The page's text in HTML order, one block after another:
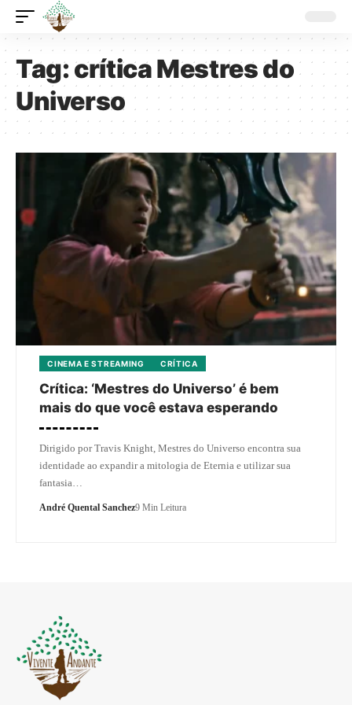
Tag:crítica Mestres do
Universo
CINEMA E STREAMING CRÍTICA
Crítica: ‘Mestres do Universo’ é bem
mais do que você estava esperando
Dirigido por Travis Knight, Mestres do Universo encontra sua
identidade ao expandir a mitologia de Eternia e utilizar sua
fantasia…
André Quental Sanchez9 Min Leitura